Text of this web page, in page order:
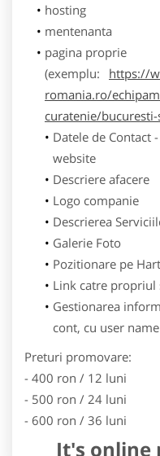
hosting
mentenanta
pagina proprie
(exemplu:
https://
romania.ro/
curatenie/bucuresti-
Datele de Contact
website
Descriere afacere
Logo companie
Descrierea
Galerie Foto
Pozitionare pe
Link catre propriul
Gestionarea
cont, cu user
Preturi promovare:
- 400 ron / 12 luni
- 500 ron / 24 luni
- 600 ron / 36 luni
It's online